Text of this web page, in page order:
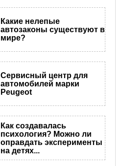
​Какие нелепые
автозаконы существуют в
мире?
Сервисный центр для
автомобилей марки
Peugeot
Как создавалась
психология? Можно ли
оправдать эксперименты
на детях...